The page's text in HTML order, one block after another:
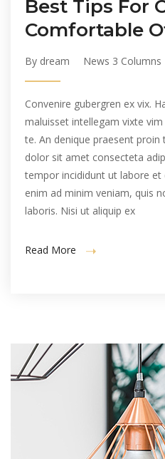
Best Tips For
Comfortable
By dream News 3 Columns
Convenire gubergren ex vix.
maluisset intellegam vixte
te. An denique praesent
dolor sit amet consecteta
tempor incididunt ut labore
enim ad minim veniam, quis
laboris. Nisi ut aliquip ex
Read More